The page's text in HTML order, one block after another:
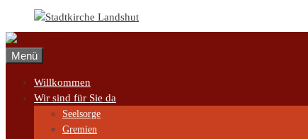
springen
Menü
Willkommen
Wir sind für Sie da
Seelsorge
Gremien